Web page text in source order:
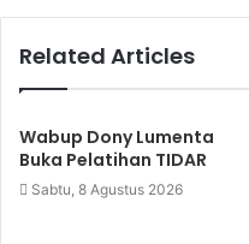
Related Articles
Wabup Dony Lumenta
Buka Pelatihan TIDAR
Sabtu, 8 Agustus 2026